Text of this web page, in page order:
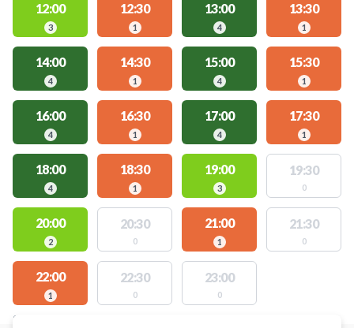
12:00
3
12:30
1
13:00
4
13:30
1
14:00
4
14:30
1
15:00
4
15:30
1
16:00
4
16:30
1
17:00
4
17:30
1
18:00
4
18:30
1
19:00
3
19:30
0
20:00
2
20:30
0
21:00
1
21:30
0
22:00
1
22:30
0
23:00
0
STEDER MED LEDIGE AKTIVITETER